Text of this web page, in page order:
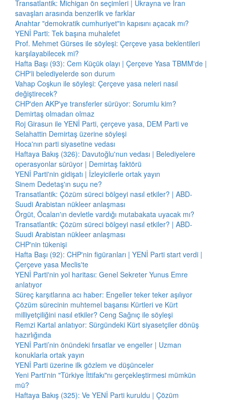
Transatlantik: Michigan ön seçimleri | Ukrayna ve İran
savaşları arasında benzerlik ve farklar
Anahtar "demokratik cumhuriyet"in kapısını açacak mı?
YENİ Parti: Tek başına muhalefet
Prof. Mehmet Gürses ile söyleşi: Çerçeve yasa beklentileri
karşılayabilecek mi?
Hafta Başı (93): Cem Küçük olayı | Çerçeve Yasa TBMM'de |
CHP'li belediyelerde son durum
Vahap Coşkun ile söyleşi: Çerçeve yasa neleri nasıl
değiştirecek?
CHP'den AKP'ye transferler sürüyor: Sorumlu kim?
Demirtaş olmadan olmaz
Roj Girasun ile YENİ Parti, çerçeve yasa, DEM Parti ve
Selahattin Demirtaş üzerine söyleşi
Hoca'nın parti siyasetine vedası
Haftaya Bakış (326): Davutoğlu'nun vedası | Belediyelere
operasyonlar sürüyor | Demirtaş faktörü
YENİ Parti'nin gidişatı | İzleyicilerle ortak yayın
Sinem Dedetaş'ın suçu ne?
Transatlantik: Çözüm süreci bölgeyi nasıl etkiler? | ABD-
Suudi Arabistan nükleer anlaşması
Örgüt, Öcalan'ın devletle vardığı mutabakata uyacak mı?
Transatlantik: Çözüm süreci bölgeyi nasıl etkiler? | ABD-
Suudi Arabistan nükleer anlaşması
CHP'nin tükenişi
Hafta Başı (92): CHP'nin figüranları | YENİ Parti start verdi |
Çerçeve yasa Meclis'te
YENİ Parti'nin yol haritası: Genel Sekreter Yunus Emre
anlatıyor
Süreç karşıtlarına acı haber: Engeller teker teker aşılıyor
Çözüm sürecinin muhtemel başarısı Kürtleri ve Kürt
milliyetçiliğini nasıl etkiler? Ceng Sağnıç ile söyleşi
Remzi Kartal anlatıyor: Sürgündeki Kürt siyasetçiler dönüş
hazırlığında
YENİ Parti’nin önündeki fırsatlar ve engeller | Uzman
konuklarla ortak yayın
YENİ Parti üzerine ilk gözlem ve düşünceler
Yeni Parti'nin "Türkiye İttifakı"nı gerçekleştirmesi mümkün
mü?
Haftaya Bakış (325): Ve YENİ Parti kuruldu | Çözüm